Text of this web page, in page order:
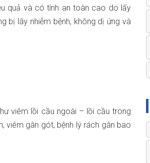
quả và có tính an toàn cao do lấy
bị lây nhiễm bệnh, không dị ứng và
viêm lồi cầu ngoài – lồi cầu trong
viêm gân gót, bệnh lý rách gân bao